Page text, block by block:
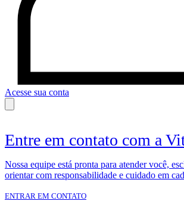
Acesse sua conta
Entre em contato com a
Nossa equipe está pronta para atender você,
orientar com responsabilidade e cuidado em
ENTRAR EM CONTATO